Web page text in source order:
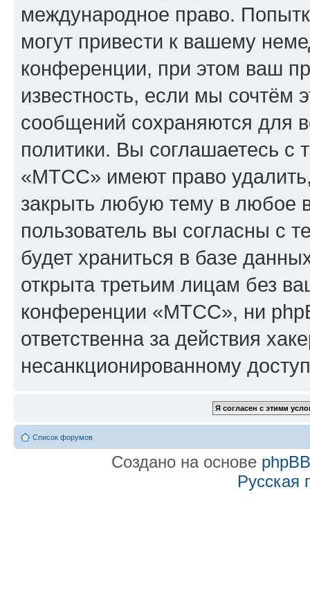
международное право.
могут привести к вашему
конференции, при этом ваш
известность, если мы сочтём
сообщений сохраняются для
политики. Вы соглашаетесь
«МТСС» имеют право удалить,
закрыть любую тему в любое
пользователь вы согласны с
будет храниться в базе
открыта третьим лицам без
конференции «МТСС», ни
ответственна за действия
несанкционированному
Список форумов
Создано на основе phpBB
Русская